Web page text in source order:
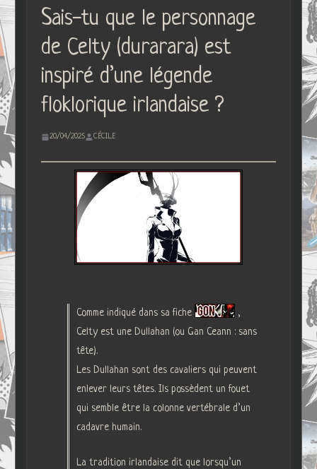
Sais-tu que le personnage
de Celty (durarara) est
inspiré d’une légende
floklorique irlandaise ?
20/04/2025 CÉCILE
Comme indiqué dans sa fiche
,
Celty est une Dullahan (ou Gan Ceann : sans
tête).
Les Dullahan sont des cavaliers qui peuvent
enlever leurs têtes. Ils possèdent un fouet
qui semble être la colonne vertébrale d’un
cadavre humain.
La tradition irlandaise dit que lorsqu’un